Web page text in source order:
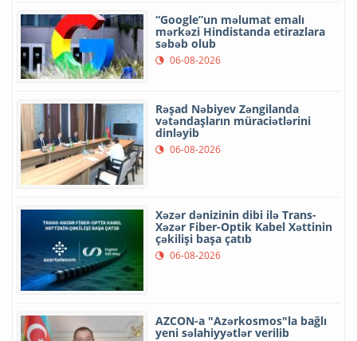
“Google”un məlumat emalı
mərkəzi Hindistanda etirazlara
səbəb olub
06-08-2026
Rəşad Nəbiyev Zəngilanda
vətəndaşların müraciətlərini
dinləyib
06-08-2026
Xəzər dənizinin dibi ilə Trans-
Xəzər Fiber-Optik Kabel Xəttinin
çəkilişi başa çatıb
06-08-2026
AZCON-a "Azərkosmos"la bağlı
yeni səlahiyyətlər verilib